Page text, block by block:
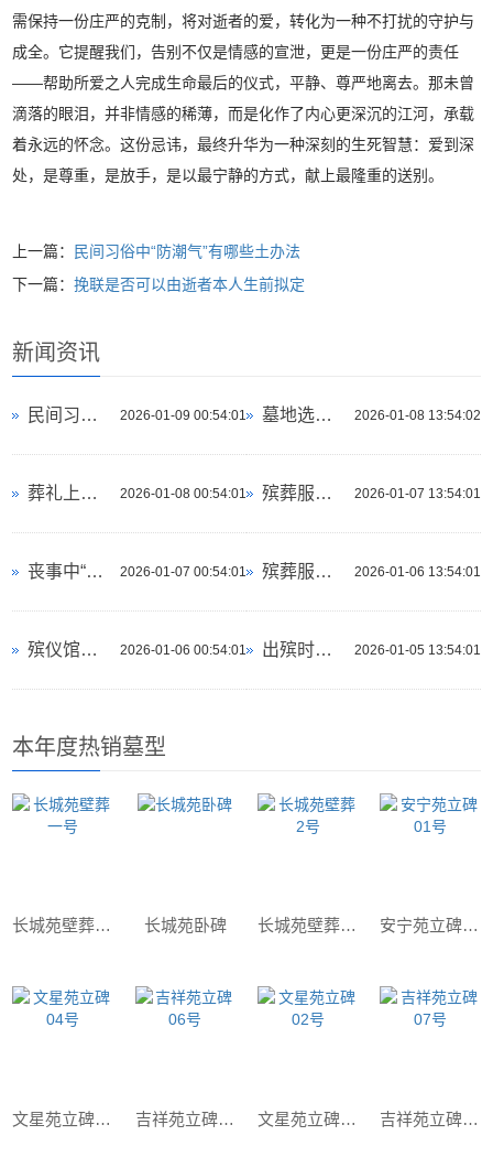
需保持一份庄严的克制，将对逝者的爱，转化为一种不打扰的守护与
成全。它提醒我们，告别不仅是情感的宣泄，更是一份庄严的责任
——帮助所爱之人完成生命最后的仪式，平静、尊严地离去。那未曾
滴落的眼泪，并非情感的稀薄，而是化作了内心更深沉的江河，承载
着永远的怀念。这份忌讳，最终升华为一种深刻的生死智慧：爱到深
处，是尊重，是放手，是以最宁静的方式，献上最隆重的送别。
上一篇：
民间习俗中“防潮气”有哪些土办法
下一篇：挽联是否可以由逝者本人生前拟定
新闻资讯
2026-01-09 00:54:01
民间习俗为何忌讳眼泪滴在逝者身上 2026-01-08 13:54:02
墓地选择时发现古代祭祀遗址如何处理
2026-01-08 00:54:01
葬礼上是否可以安排书写冰雕祝福语的环节 2026-01-07 13:54:01
殡葬服务是否包含逝者网络账号托管
2026-01-07 00:54:01
丧事中“谢幕”仪式需要准备什么 2026-01-06 13:54:01
殡葬服务是否包含逝者收藏品估值
2026-01-06 00:54:01
殡仪馆的墙面是否防撞击和防涂鸦 2026-01-05 13:54:01
出殡时灵车是否应该避开加油站停靠
本年度热销墓型
长城苑壁葬一号 长城苑卧碑 长城苑壁葬2号 安宁苑立碑01号
文星苑立碑04号 吉祥苑立碑06号 文星苑立碑02号 吉祥苑立碑07号